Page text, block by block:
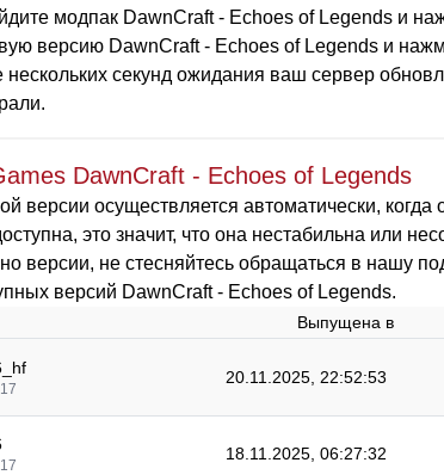
модпак DawnCraft - Echoes of Legends и
версию DawnCraft - Echoes of Legends и
секунд ожидания ваш сервер
DawnCraft - Echoes of Legends
версии осуществляется автоматически, когда
это значит, что она нестабильна или
версии, не стесняйтесь обращаться в нашу
версий DawnCraft - Echoes of Legends.
Выпущена в
20.11.2025, 22:52:53
18.11.2025, 06:27:32